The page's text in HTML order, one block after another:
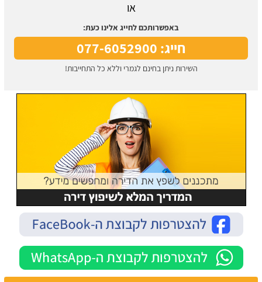
או
באפשרותכם לחייג אלינו כעת:
חייג: 077-6052900
השירות ניתן בחינם לגמרי וללא כל התחייבות!